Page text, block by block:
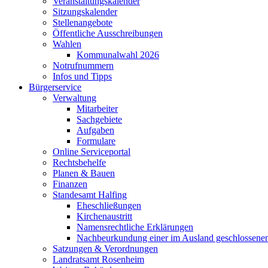
Sitzungskalender
Stellenangebote
Öffentliche Ausschreibungen
Wahlen
Kommunalwahl 2026
Notrufnummern
Infos und Tipps
Bürgerservice
Verwaltung
Mitarbeiter
Sachgebiete
Aufgaben
Formulare
Online Serviceportal
Rechtsbehelfe
Planen & Bauen
Finanzen
Standesamt Halfing
Eheschließungen
Kirchenaustritt
Namensrechtliche Erklärungen
Nachbeurkundung einer im Ausland
Satzungen & Verordnungen
Landratsamt Rosenheim